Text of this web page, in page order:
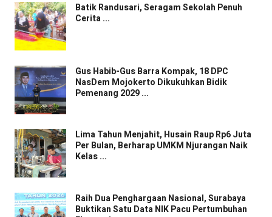
Batik Randusari, Seragam Sekolah Penuh
Cerita ...
Gus Habib-Gus Barra Kompak, 18 DPC
NasDem Mojokerto Dikukuhkan Bidik
Pemenang 2029 ...
Lima Tahun Menjahit, Husain Raup Rp6 Juta
Per Bulan, Berharap UMKM Njurangan Naik
Kelas ...
Raih Dua Penghargaan Nasional, Surabaya
Buktikan Satu Data NIK Pacu Pertumbuhan